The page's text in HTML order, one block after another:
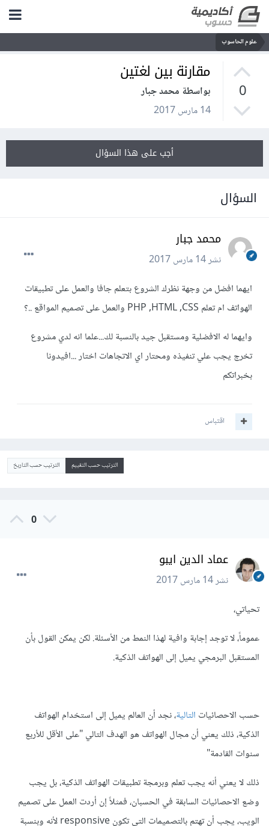
علوم الحاسوب
0
مقارنة بين لغتين
بواسطة محمد جبار
14 مارس 2017
أجب على هذا السؤال
السؤال
محمد جبار
نشر14 مارس 2017
ايهما افضل من وجهة نظرك الشروع بتعلم جافا والعمل على تطبيقات
الهواتف ام تعلم PHP ,HTML ,CSS والعمل على تصميم المواقع ..؟
وايهما له الافضلية ومستقبل جيد بالنسبة لك...علما انه لدي مشروع
تخرج يجب علي تنفيذه ومحتار اي الاتجاهات اختار ...افيدونا
بخبراتكم
اقتباس
الترتيب حسب التقييم الترتيب حسب التاريخ
0
عماد الدين ايبو
نشر14 مارس 2017
تحياتي،
عموماً، لا توجد إجابة وافية لهذا النمط من الأسئلة. لكن يمكن القول بأن
المستقبل البرمجي يميل إلى الهواتف الذكية.
حسب الاحصائيات التالية، نجد أن العالم يميل إلى استخدام الهواتف
الذكية، ذلك يعني أن مجال الهواتف هو الهدف التالي "على الأقل للأربع
سنوات القادمة"
ذلك لا يعني أنه يجب تعلم وبرمجة تطبيقات الهواتف الذكية، بل يجب
وضع الاحصائيات السابقة في الحسبان، فمثلاً إن أردت العمل على تصميم
الويب، يجب أن تهتم بالتصميمات التي تكون responsive لأنه وبنسبة